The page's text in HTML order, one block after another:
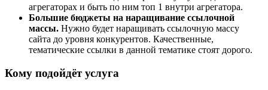
агрегаторах и быть по ним топ 1 внутри агрегатора.
Большие бюджеты на наращивание ссылочной
массы. Нужно будет наращивать ссылочную массу
сайта до уровня конкурентов. Качественные,
тематические ссылки в данной тематике стоят дорого.
Кому подойдёт услуга